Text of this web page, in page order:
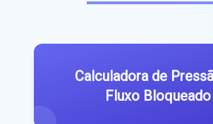
Calculadora de
Fluxo Bloqueado